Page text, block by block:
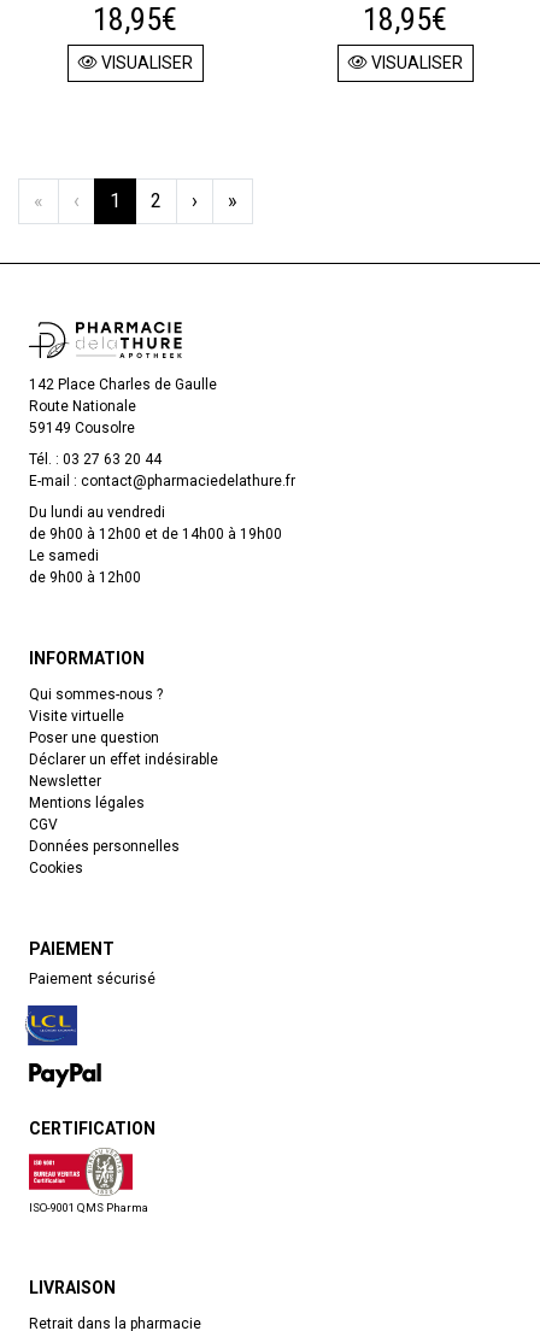
18,95€
VISUALISER
18,95€
VISUALISER
« ‹ 1 2 › »
142 Place Charles de Gaulle
Route Nationale
59149 Cousolre
Tél. : 03 27 63 20 44
E-mail : contact@pharmaciedelathure.fr
Du lundi au vendredi
de 9h00 à 12h00 et de 14h00 à 19h00
Le samedi
de 9h00 à 12h00
INFORMATION
Qui sommes-nous ?
Visite virtuelle
Poser une question
Déclarer un effet indésirable
Newsletter
Mentions légales
CGV
Données personnelles
Cookies
PAIEMENT
Paiement sécurisé
CERTIFICATION
ISO-9001 QMS Pharma
LIVRAISON
Retrait dans la pharmacie